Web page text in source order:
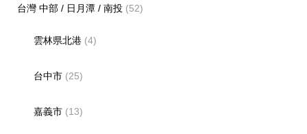
台灣 中部 / 日月潭 / 南投(52)
雲林県北港 (4)
台中市 (25)
嘉義市 (13)